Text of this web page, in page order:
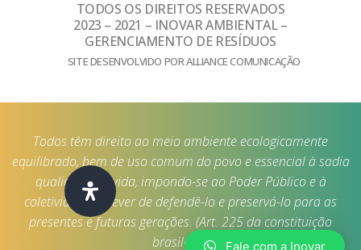
TODOS OS DIREITOS RESERVADOS
2023 – 2021 – INOVAR AMBIENTAL –
GERENCIAMENTO DE RESÍDUOS
SITE DESENVOLVIDO POR ALLIANCE COMUNICAÇÃO
Todos têm direito ao meio ambiente ecologicamente
equilibrado, bem de uso comum do povo e essencial à sadia
qualidade de vida, impondo-se ao Poder Público e à
coletividade o dever de defendê-lo e preservá-lo para as
presentes e futuras gerações. (Art. 225 da constituição
brasileira)
Fale com a Inovar